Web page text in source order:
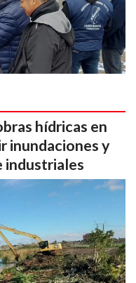
hídricas en
inundaciones y
industriales